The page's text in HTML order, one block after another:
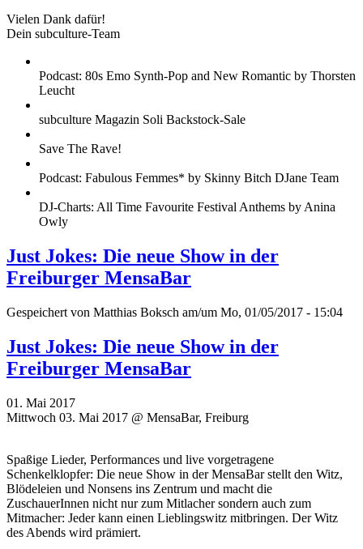
Vielen Dank dafür!
Dein subculture-Team
Podcast: 80s Emo Synth-Pop and New Romantic by Thorsten
Leucht
subculture Magazin Soli Backstock-Sale
Save The Rave!
Podcast: Fabulous Femmes* by Skinny Bitch DJane Team
DJ-Charts: All Time Favourite Festival Anthems by Anina
Owly
Just Jokes: Die neue Show in der
Freiburger MensaBar
Gespeichert von Matthias Boksch am/um Mo, 01/05/2017 - 15:04
Just Jokes: Die neue Show in der
Freiburger MensaBar
01. Mai 2017
Mittwoch 03. Mai 2017 @ MensaBar, Freiburg
Spaßige Lieder, Performances und live vorgetragene
Schenkelklopfer: Die neue Show in der MensaBar stellt den Witz,
Blödeleien und Nonsens ins Zentrum und macht die
ZuschauerInnen nicht nur zum Mitlacher sondern auch zum
Mitmacher: Jeder kann einen Lieblingswitz mitbringen. Der Witz
des Abends wird prämiert.